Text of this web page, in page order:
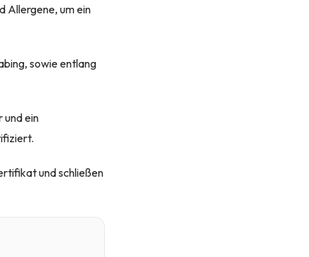
Allergene, um ein
sowie entlang
und ein
und schließen